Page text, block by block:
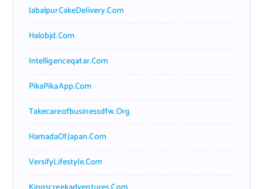
JabalpurCakeDelivery.com
Halobjd.com
Intelligenceqatar.com
PikaPikaApp.com
Takecareofbusinessdfw.org
HamadaOfJapan.com
VersifyLifestyle.com